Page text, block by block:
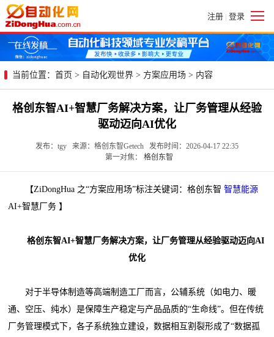
注册 | 登录
当前位置： 首页 > 自动化观世界 > 方案应用场 > 内容
格创东智AI+智慧厂务解决方案，让厂务管理从经验
驱动迈向AI优化
发布：tgy 来源：格创东智Getech 发布时间：2026-04-17 22:35
第一对焦： 格创东智
【ZiDongHua 之“方案应用场”标注关键词：格创东智智慧能源
AI+智慧厂务 】
格创东智AI+智慧厂务解决方案，让厂务管理从经验驱动迈向AI
优化
对于半导体制造等高端制造工厂而言，公辅系统（如电力、暖
通、空压、纯水）是保障生产稳定与产品品质的“生命线”。但在传统
厂务管理模式下，各子系统独立建设，数据相互割裂形成了“数据孤